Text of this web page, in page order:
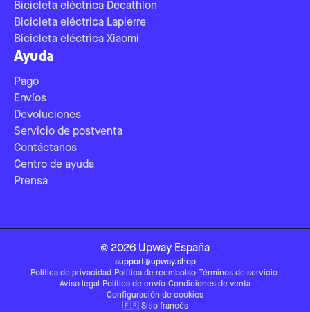
Bicicleta eléctrica Decathlon
Bicicleta eléctrica Lapierre
Bicicleta eléctrica Xiaomi
Ayuda
Pago
Envíos
Devoluciones
Servicio de postventa
Contáctanos
Centro de ayuda
Prensa
© 2026 Upway España
support@upway.shop
Política de privacidad-Política de reembolso-Términos de servicio-
Aviso legal -Política de envío-Condiciones de venta
Configuración de cookies
🇫🇷 Sitio francés